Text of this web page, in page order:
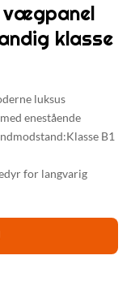
vægpanel
klasse
luksus
enestående
B1
for langvarig